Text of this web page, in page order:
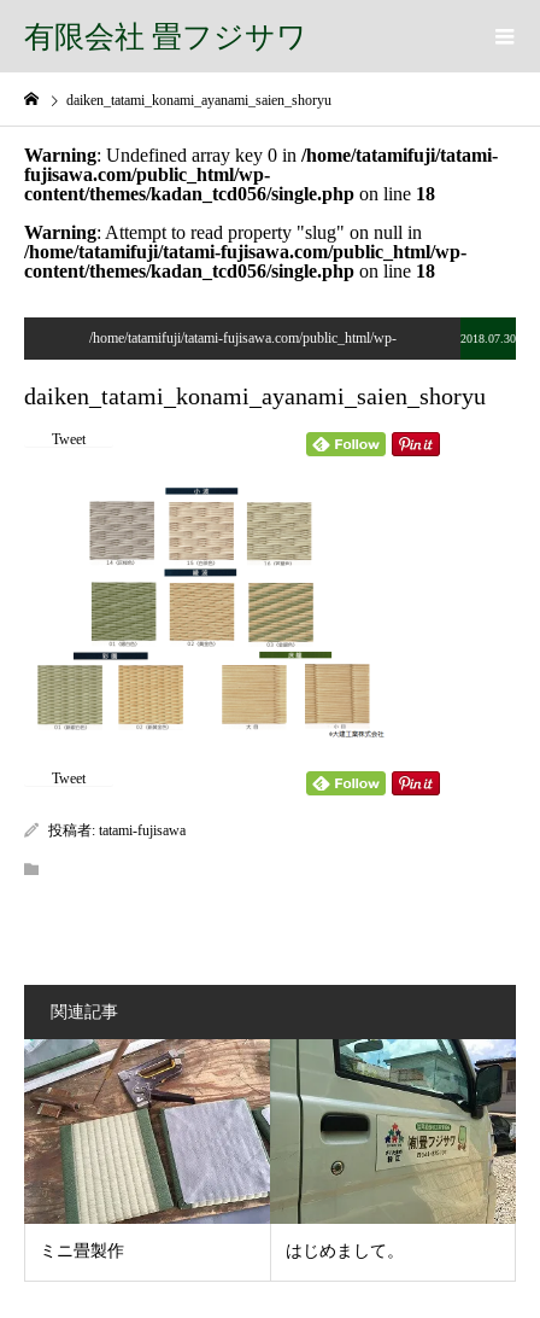
有限会社 畳フジサワ
daiken_tatami_konami_ayanami_saien_shoryu
Warning: Undefined array key 0 in /home/tatamifuji/tatami-
fujisawa.com/public_html/wp-
content/themes/kadan_tcd056/single.php on line 18
Warning: Attempt to read property "slug" on null in
/home/tatamifuji/tatami-fujisawa.com/public_html/wp-
content/themes/kadan_tcd056/single.php on line 18
/home/tatamifuji/tatami-fujisawa.com/public_html/wp-
fujisawa.com/public_html/wp-
content/themes/kadan_tcd056/single.php
Warning: Attempt to read property "name" on null in
/home/tatamifuji/tatami-fujisawa.com/public_html/wp-
content/themes/kadan_tcd056/single.phpon line
2018.07.30
daiken_tatami_konami_ayanami_saien_shoryu
Tweet
Tweet
投稿者: tatami-fujisawa
関連記事
ミニ畳製作 はじめまして。